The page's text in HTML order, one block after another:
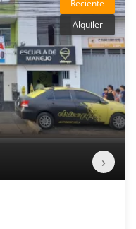
Reciente
Alquiler
›